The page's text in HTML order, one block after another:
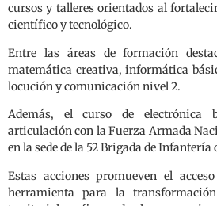
cursos y talleres orientados al
científico y tecnológico.
Entre las áreas de formación
matemática creativa, informática
locución y comunicación nivel 2.
Además, el curso de electrónica
articulación con la Fuerza Armada
en la sede de la 52 Brigada de Infantería
Estas acciones promueven el
herramienta para la